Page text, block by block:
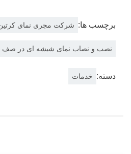
برچسب ها: شرکت مجری نمای
نصب و نصاب نمای شیشه ای در
دسته: خدمات